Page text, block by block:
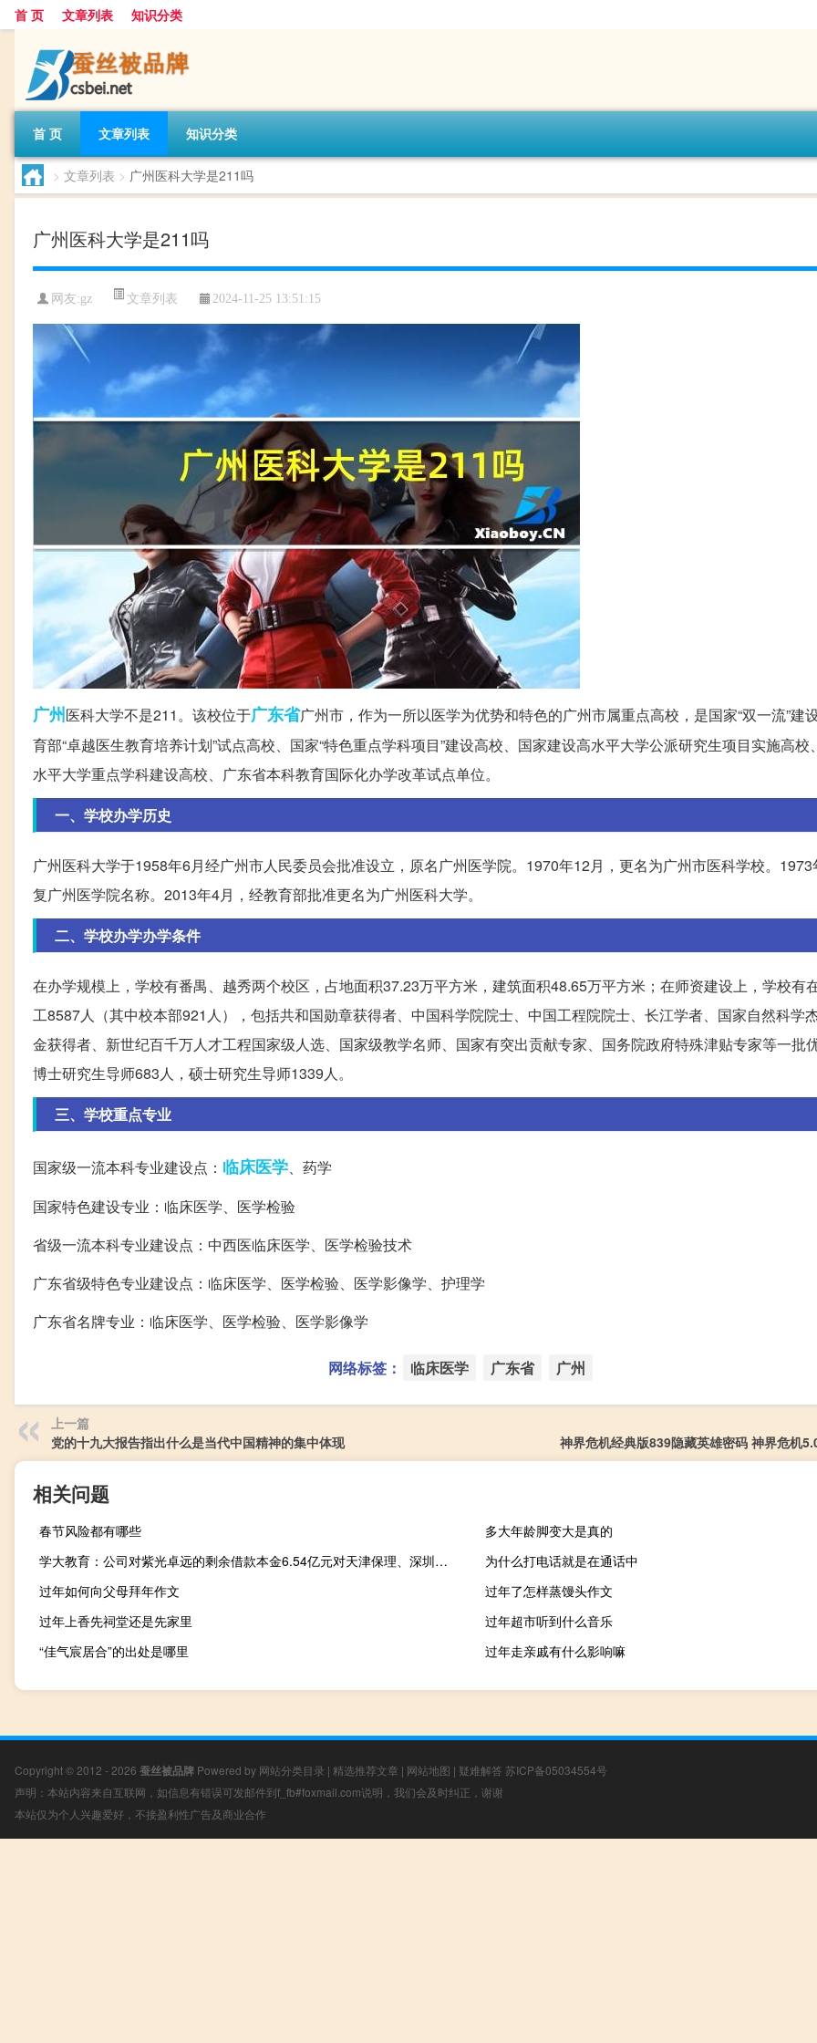
首 页 文章列表 知识分类
首 页 文章列表 知识分类
> 文章列表 > 广州医科大学是211吗
广州医科大学是211吗
网友:gz 文章列表 2024-11-25 13:51:15
广州医科大学不是211。该校位于广东省广州市，作为一所以医学为优势和特色的广州市属重点高校，是国家“双一流”建
育部“卓越医生教育培养计划”试点高校、国家“特色重点学科项目”建设高校、国家建设高水平大学公派研究生项目实施高校
水平大学重点学科建设高校、广东省本科教育国际化办学改革试点单位。
一、学校办学历史
广州医科大学于1958年6月经广州市人民委员会批准设立，原名广州医学院。1970年12月，更名为广州市医科学校。
复广州医学院名称。2013年4月，经教育部批准更名为广州医科大学。
二、学校办学办学条件
在办学规模上，学校有番禺、越秀两个校区，占地面积37.23万平方米，建筑面积48.65万平方米；在师资建设上，学校有
工8587人（其中校本部921人），包括共和国勋章获得者、中国科学院院士、中国工程院院士、长江学者、国家自然科学
金获得者、新世纪百千万人才工程国家级人选、国家级教学名师、国家有突出贡献专家、国务院政府特殊津贴专家等一批
博士研究生导师683人，硕士研究生导师1339人。
三、学校重点专业
国家级一流本科专业建设点： 临床医学、药学
国家特色建设专业：临床医学、医学检验
省级一流本科专业建设点：中西医临床医学、医学检验技术
广东省级特色专业建设点：临床医学、医学检验、医学影像学、护理学
广东省名牌专业：临床医学、医学检验、医学影像学
网络标签： 临床医学 广东省 广州
上一篇
党的十九大报告指出什么是当代中国精神的集中体现
神界危机经典版839隐藏英雄密码 神界危机
相关问题
春节风险都有哪些
多大年龄脚变大是真的
学大教育：公司对紫光卓远的剩余借款本金6.54亿元对天津保理、深圳保理的借款本金及利息已偿还完毕
为什么打电话就是在通话中
过年如何向父母拜年作文
过年了怎样蒸馒头作文
过年上香先祠堂还是先家里
过年超市听到什么音乐
“佳气宸居合”的出处是哪里
过年走亲戚有什么影响嘛
Copyright © 2012 - 2026 蚕丝被品牌 Powered by 网站分类目录 | 精选推荐文章 | 网站地图 | 疑难解答 苏ICP备05034554号
声明：本站内容来自互联网，如信息有错误可发邮件到f_fb#foxmail.com说明，我们会及时纠正，谢谢
本站仅为个人兴趣爱好，不接盈利性广告及商业合作